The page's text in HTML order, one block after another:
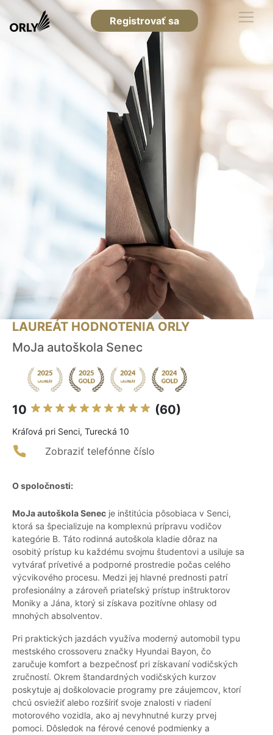
Registrovať sa
LAUREÁT HODNOTENIA ORLY
MoJa autoškola Senec
10 (60)
Kráľová pri Senci, Turecká 10
Zobraziť telefónne číslo
O spoločnosti:
MoJa autoškola Senec je inštitúcia pôsobiaca v Senci,
ktorá sa špecializuje na komplexnú prípravu vodičov
kategórie B. Táto rodinná autoškola kladie dôraz na
osobitý prístup ku každému svojmu študentovi a usiluje sa
vytvárať prívetivé a podporné prostredie počas celého
výcvikového procesu. Medzi jej hlavné prednosti patrí
profesionálny a zároveň priateľský prístup inštruktorov
Moniky a Jána, ktorý si získava pozitívne ohlasy od
mnohých absolventov.
Pri praktických jazdách využíva moderný automobil typu
mestského crossoveru značky Hyundai Bayon, čo
zaručuje komfort a bezpečnosť pri získavaní vodičských
zručností. Okrem štandardných vodičských kurzov
poskytuje aj doškolovacie programy pre záujemcov, ktorí
chcú osviežiť alebo rozšíriť svoje znalosti v riadení
motorového vozidla, ako aj nevyhnutné kurzy prvej
pomoci. Dôsledok na férové cenové podmienky a